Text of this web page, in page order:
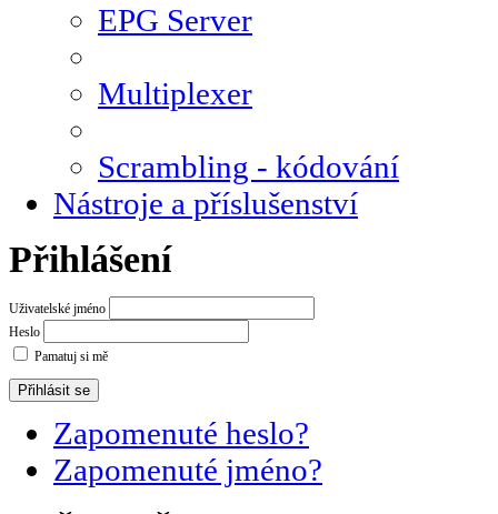
EPG Server
Multiplexer
Scrambling - kódování
Nástroje a příslušenství
Přihlášení
Uživatelské jméno
Heslo
Pamatuj si mě
Zapomenuté heslo?
Zapomenuté jméno?